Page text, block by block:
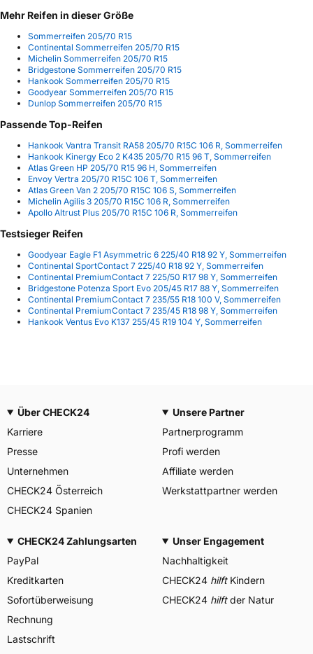
Mehr Reifen in dieser Größe
Sommerreifen 205/70 R15
Continental Sommerreifen 205/70 R15
Michelin Sommerreifen 205/70 R15
Bridgestone Sommerreifen 205/70 R15
Hankook Sommerreifen 205/70 R15
Goodyear Sommerreifen 205/70 R15
Dunlop Sommerreifen 205/70 R15
Passende Top-Reifen
Hankook Vantra Transit RA58 205/70 R15C 106 R, Sommerreifen
Hankook Kinergy Eco 2 K435 205/70 R15 96 T, Sommerreifen
Atlas Green HP 205/70 R15 96 H, Sommerreifen
Envoy Vertra 205/70 R15C 106 T, Sommerreifen
Atlas Green Van 2 205/70 R15C 106 S, Sommerreifen
Michelin Agilis 3 205/70 R15C 106 R, Sommerreifen
Apollo Altrust Plus 205/70 R15C 106 R, Sommerreifen
Testsieger Reifen
Goodyear Eagle F1 Asymmetric 6 225/40 R18 92 Y, Sommerreifen
Continental SportContact 7 225/40 R18 92 Y, Sommerreifen
Continental PremiumContact 7 225/50 R17 98 Y, Sommerreifen
Bridgestone Potenza Sport Evo 205/45 R17 88 Y, Sommerreifen
Continental PremiumContact 7 235/55 R18 100 V, Sommerreifen
Continental PremiumContact 7 235/45 R18 98 Y, Sommerreifen
Hankook Ventus Evo K137 255/45 R19 104 Y, Sommerreifen
Über CHECK24
Karriere
Presse
Unternehmen
CHECK24 Österreich
CHECK24 Spanien
Unsere Partner
Partnerprogramm
Profi werden
Affiliate werden
Werkstattpartner werden
CHECK24 Zahlungsarten
PayPal
Kreditkarten
Sofortüberweisung
Rechnung
Lastschrift
Unser Engagement
Nachhaltigkeit
CHECK24 hilftKindern
CHECK24 hilftder Natur